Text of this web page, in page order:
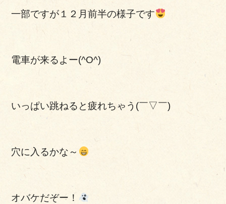
一部ですが１２月前半の様子です
電車が来るよー(^O^)
いっぱい跳ねると疲れちゃう(￣▽￣)
穴に入るかな～
オバケだぞー！